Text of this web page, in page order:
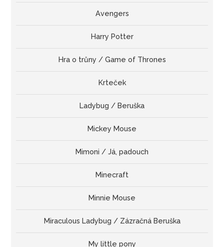
Avengers
Harry Potter
Hra o trůny / Game of Thrones
Krteček
Ladybug / Beruška
Mickey Mouse
Mimoni / Já, padouch
Minecraft
Minnie Mouse
Miraculous Ladybug / Zázračná Beruška
My little pony